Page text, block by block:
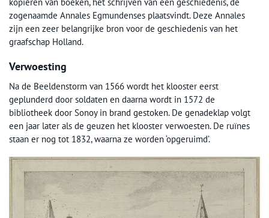
kopiëren van boeken, het schrijven van een geschiedenis, de
zogenaamde Annales Egmundenses plaatsvindt. Deze Annales
zijn een zeer belangrijke bron voor de geschiedenis van het
graafschap Holland.
Verwoesting
Na de Beeldenstorm van 1566 wordt het klooster eerst
geplunderd door soldaten en daarna wordt in 1572 de
bibliotheek door Sonoy in brand gestoken. De genadeklap volgt
een jaar later als de geuzen het klooster verwoesten. De ruïnes
staan er nog tot 1832, waarna ze worden ‘opgeruimd’.